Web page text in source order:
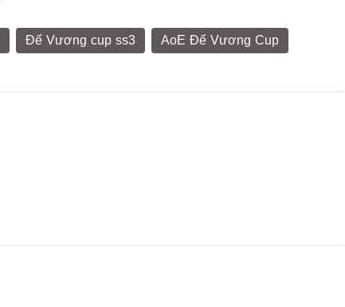
Đế Vương cup ss3 AoE Đế Vương Cup